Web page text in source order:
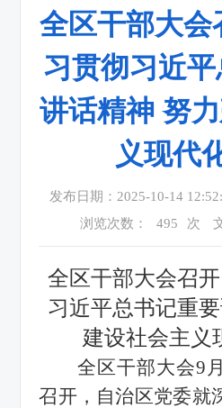
全区干部大
习贯彻习近
讲话精神 努
义现代
发布日期：2025-10-14
浏览次数：
495 次
全区干部大会召
习近平总书记重
建设社会主义
全区干部大会9 月
召开，自治区党委就